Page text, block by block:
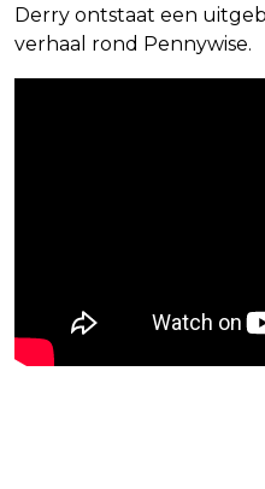
Derry ontstaat een
verhaal rond Pennywise.